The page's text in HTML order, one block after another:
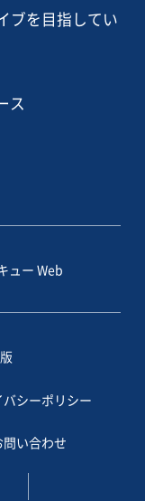
ブを目指してい
ス
ュー Web
バシーポリシー
問い合わせ